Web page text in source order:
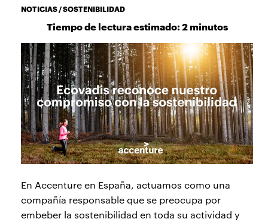
NOTICIAS / SOSTENIBILIDAD
Tiempo de lectura estimado: 2 minutos
En Accenture en España, actuamos como una
compañía responsable que se preocupa por
embeber la sostenibilidad en toda su actividad y